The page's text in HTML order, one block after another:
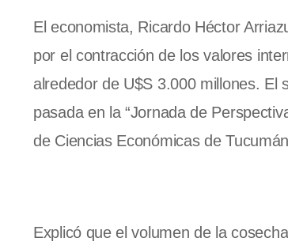
El economista, Ricardo Héctor
por el contracción de los valores
alrededor de U$S 3.000 millones. El
pasada en la “Jornada de
de Ciencias Económicas de
Explicó que el volumen de la